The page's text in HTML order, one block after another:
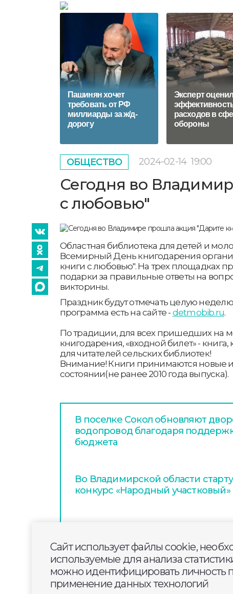
Пашинян хочет
требовать от РФ
миллиарды за ж/д-
дорогу
Эксперт оценил
расходов в
обороны
ОБЩЕСТВО 2024-02-14 19:00
Сегодня во
с любовью"
Областная библиотека для детей и
Всемирный День книгодарения
книги с любовью". На трех площадках
подарки за правильные ответы на
викторины.
Праздник будут отмечать целую
программа есть на сайте - detmobib.ru.
По традиции, для всех пришедших на
книгодарения, «входной билет» -
для читателей сельских библиотек!
Внимание! Книги принимаются новые
состоянии(не ранее 2010 года выпуска).
В поселке Сокол обновляют
водопровод благодаря
бюджета
Во Владимирской области
конкурс «Народный участковый»
Левитана
Сайт использует файлы cookie,
используемые для анализа
можно идентифицировать личность
применение данных технологий